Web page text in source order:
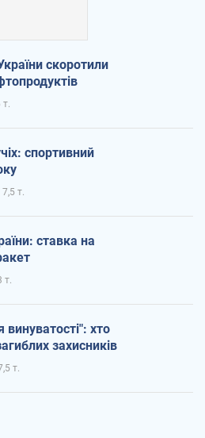
скоротили
т.
спортивний
7,5 т.
ставка на
т.
хто
захисників
т.